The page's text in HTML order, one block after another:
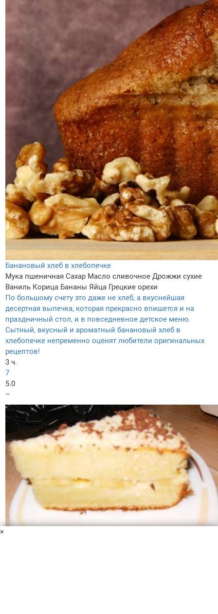
Банановый хлеб в хлебопечке
Мука пшеничная Сахар Масло сливочное Дрожжи сухие
Ваниль Корица Бананы Яйца Грецкие орехи
По большому счету это даже не хлеб, а вкуснейшая
десертная выпечка, которая прекрасно впишется и на
праздничный стол, и в повседневное детское меню.
Сытный, вкусный и ароматный банановый хлеб в
хлебопечке непременно оценят любители оригинальных
рецептов!
3 ч.
7
5.0
–
×